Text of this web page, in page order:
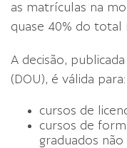
as matrículas na
quase 40% do total
A decisão,
(DOU), é válida para:
cursos de
cursos de
graduados não